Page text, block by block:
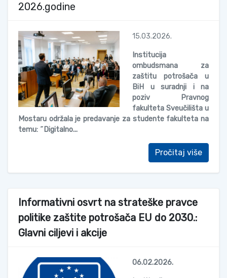
2026.godine
15.03.2026.
Institucija
ombudsmana za
zaštitu potrošača u
BiH u suradnji i na
poziv Pravnog
fakulteta Sveučilišta u
Mostaru održala je predavanje za studente fakulteta na
temu: ˝Digitalno...
Pročitaj više
Informativni osvrt na strateške pravce
politike zaštite potrošača EU do 2030.:
Glavni ciljevi i akcije
06.02.2026.